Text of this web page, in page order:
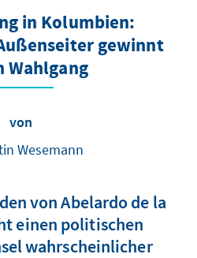
in Kolumbien:
gewinnt
Wahlgang
von
Wesemann
von Abelardo de la
einen politischen
wahrscheinlicher